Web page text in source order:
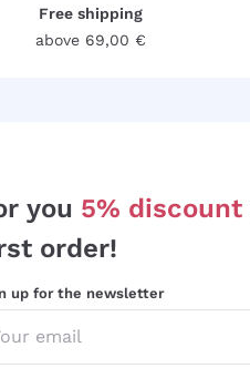
Free shipping
above 69,00 €
you 5% discount
order!
up for the newsletter